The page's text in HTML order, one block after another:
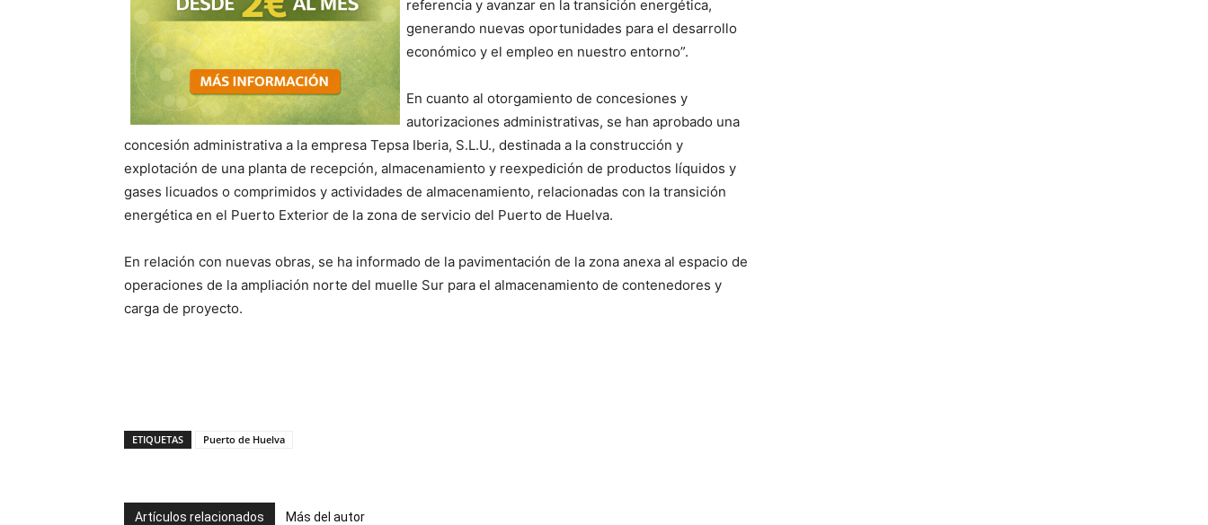
referencia y avanzar en la transición energética,
generando nuevas oportunidades para el desarrollo
económico y el empleo en nuestro entorno”.
En cuanto al otorgamiento de concesiones y
autorizaciones administrativas, se han aprobado una
concesión administrativa a la empresa Tepsa Iberia, S.L.U., destinada a la construcción y
explotación de una planta de recepción, almacenamiento y reexpedición de productos líquidos y
gases licuados o comprimidos y actividades de almacenamiento, relacionadas con la transición
energética en el Puerto Exterior de la zona de servicio del Puerto de Huelva.
En relación con nuevas obras, se ha informado de la pavimentación de la zona anexa al espacio de
operaciones de la ampliación norte del muelle Sur para el almacenamiento de contenedores y
carga de proyecto.
ETIQUETAS Puerto de Huelva
Artículos relacionados Más del autor